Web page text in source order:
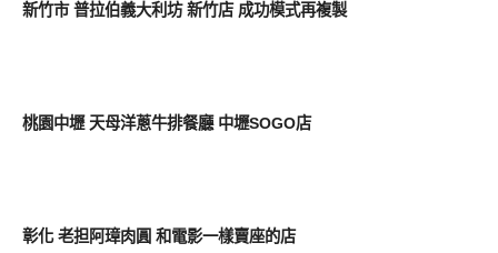
新竹市 普拉伯義大利坊 新竹店 成功模式再複製
桃園中壢 天母洋蔥牛排餐廳 中壢SOGO店
彰化 老担阿璋肉圓 和電影一樣賣座的店